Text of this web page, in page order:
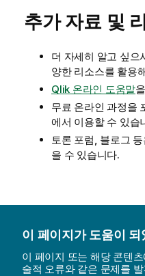
추가 자료 및
더 자세히 알고 싶으
양한 리소스를 활용
Qlik 온라인 도움말
무료 온라인 과정을
에서 이용할 수 있습
토론 포럼, 블로그 등
을 수 있습니다.
이 페이지가 도움이 되
이 페이지 또는 해당 콘텐
술적 오류와 같은 문제를